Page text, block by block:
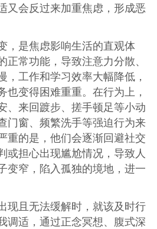
又会反过来加重焦虑，形成恶
，是焦虑影响生活的直观体
正常功能，导致注意力分散、
，工作和学习效率大幅降低，
也变得困难重重。在行为上，
、来回踱步、搓手顿足等小动
门窗、频繁洗手等强迫行为来
重的是，他们会逐渐回避社交
或担心出现尴尬情况，导致人
变窄，陷入孤独的境地，进一
现且无法缓解时，就该及时行
调适，通过正念冥想、腹式深